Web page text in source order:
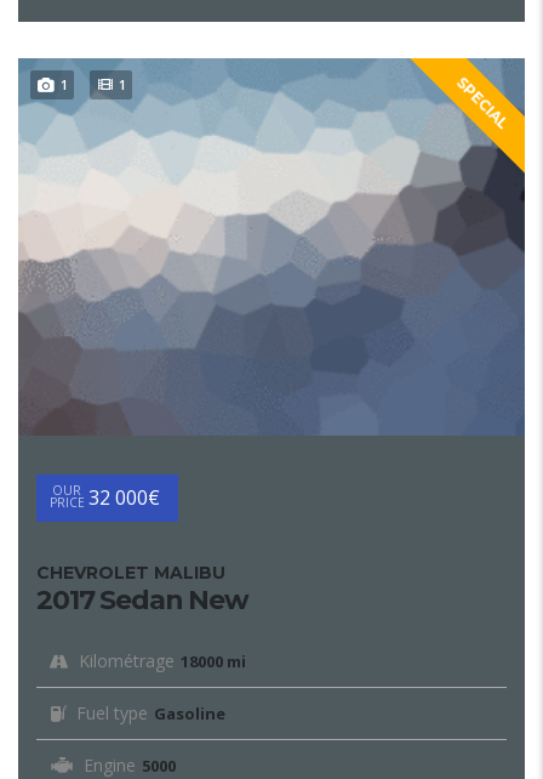
1 1 SPECIAL
OUR
PRICE 32 000€
CHEVROLET MALIBU
2017 Sedan New
Kilométrage 18000 mi
Fuel type Gasoline
Engine 5000